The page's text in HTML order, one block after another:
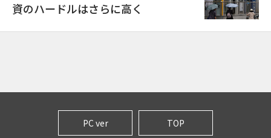
資のハードルはさらに高く
PC ver TOP